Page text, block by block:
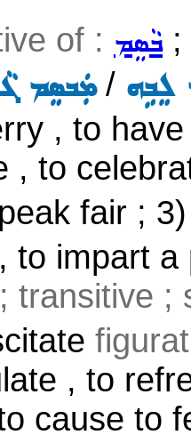
of : ܒܵܣܸܡ;
ܡܲܒܣܸܡ/ ܠܸܒܹܗ
, to
, to
fair ;
to impart
transitive ;
, to
cause to